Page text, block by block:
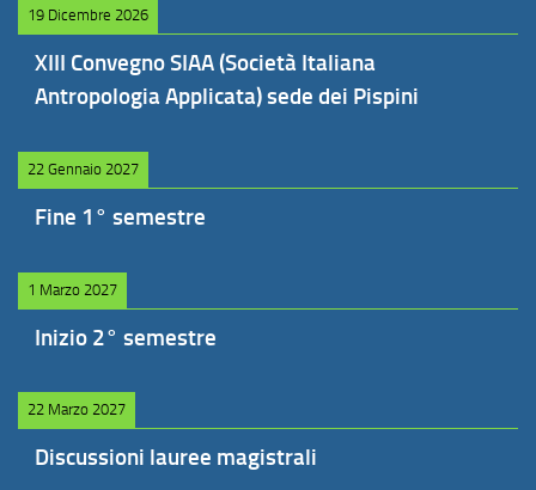
19 Dicembre 2026
XIII Convegno SIAA (Società Italiana
Antropologia Applicata) sede dei Pispini
22 Gennaio 2027
Fine 1° semestre
1 Marzo 2027
Inizio 2° semestre
22 Marzo 2027
Discussioni lauree magistrali